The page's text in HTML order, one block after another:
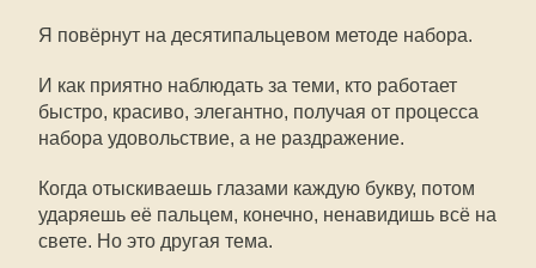
Я повёрнут на десятипальцевом методе набора.
И как приятно наблюдать за теми, кто работает
быстро, красиво, элегантно, получая от процесса
набора удовольствие, а не раздражение.
Когда отыскиваешь глазами каждую букву, потом
ударяешь её пальцем, конечно, ненавидишь всё на
свете. Но это другая тема.